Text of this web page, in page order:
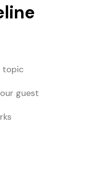
topic
guest